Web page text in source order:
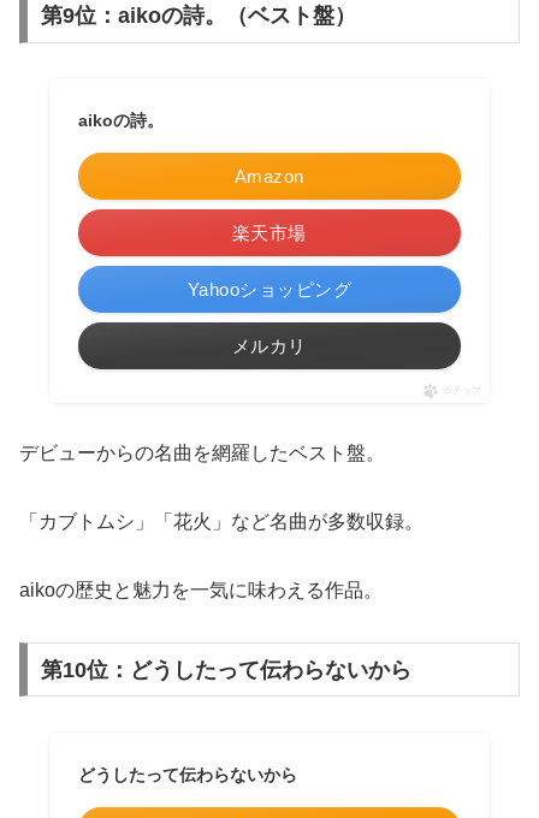
第9位：aikoの詩。（ベスト盤）
aikoの詩。
Amazon
楽天市場
Yahooショッピング
メルカリ
ポチップ
デビューからの名曲を網羅したベスト盤。
「カブトムシ」「花火」など名曲が多数収録。
aikoの歴史と魅力を一気に味わえる作品。
第10位：どうしたって伝わらないから
どうしたって伝わらないから